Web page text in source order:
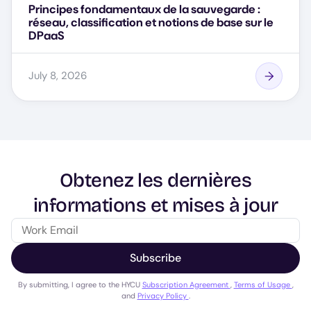
Principes fondamentaux de la sauvegarde :
réseau, classification et notions de base sur le
DPaaS
July 8, 2026
Obtenez les dernières
informations et mises à jour
Subscribe
By submitting, I agree to the HYCU Subscription Agreement , Terms of Usage ,
and Privacy Policy .